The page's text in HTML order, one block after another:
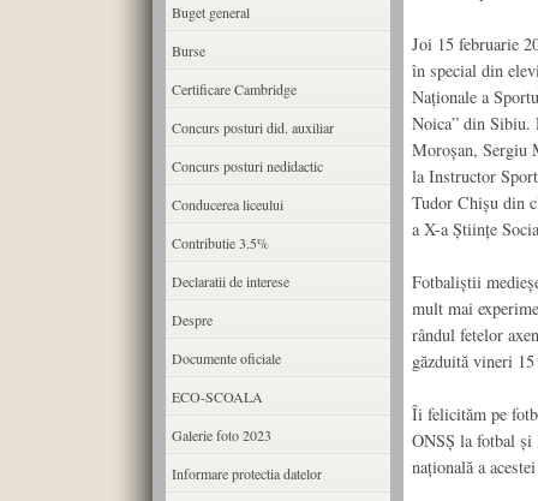
Joi 15 februarie
în special din
Naționale a
Noica” din Sibiu.
Moroșan, Sergiu
la Instructor
Tudor Chișu din
a X-a Științe
Fotbaliștii
mult mai
rândul fetelor
găzduită vineri
Îi felicităm pe
ONSȘ la fotbal și
națională a
Buget general
Burse
Certificare Cambridge
Concurs posturi did. auxiliar
Concurs posturi nedidactic
Conducerea liceului
Contributie 3.5%
Declaratii de interese
Despre
Documente oficiale
ECO-SCOALA
Galerie foto 2023
Informare protectia datelor